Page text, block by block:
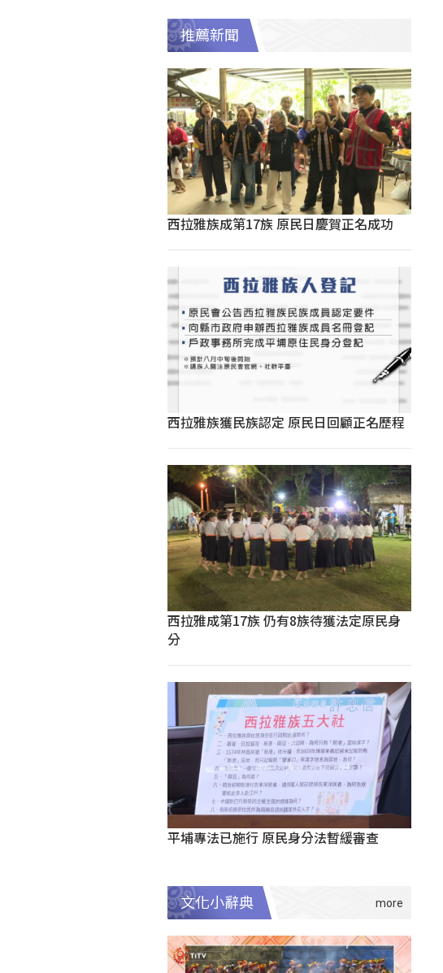
推薦新聞
西拉雅族成第17族 原民日慶賀正名成功
西拉雅族獲民族認定 原民日回顧正名歷程
西拉雅成第17族 仍有8族待獲法定原民身
分
平埔專法已施行 原民身分法暫緩審查
文化小辭典